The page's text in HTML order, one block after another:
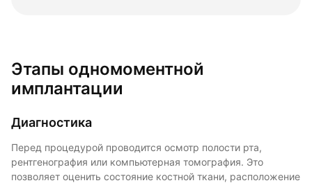
Этапы одномоментной
имплантации
Диагностика
Перед процедурой проводится осмотр полости рта,
рентгенография или компьютерная томография. Это
позволяет оценить состояние костной ткани, расположение